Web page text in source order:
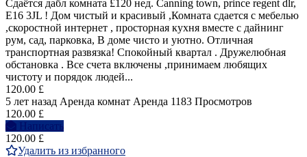
Сдаётся дабл комната £120 нед. Canning town, prince regent dlr,
E16 3JL ! Дом чистый и красивый ,Комната сдается с мебелью
,скоростной интернет , просторная кухня вместе с дайнинг
рум, сад, парковка, В доме чисто и уютно. Отличная
транспортная развязка! Спокойный квартал . Дружелюбная
обстановка . Все счета включены ,принимаем любящих
чистоту и порядок людей...
120.00 £
5 лет назад Аренда комнат Аренда 1183 Просмотров
120.00 £
Написать
120.00 £
Удалить из избранного